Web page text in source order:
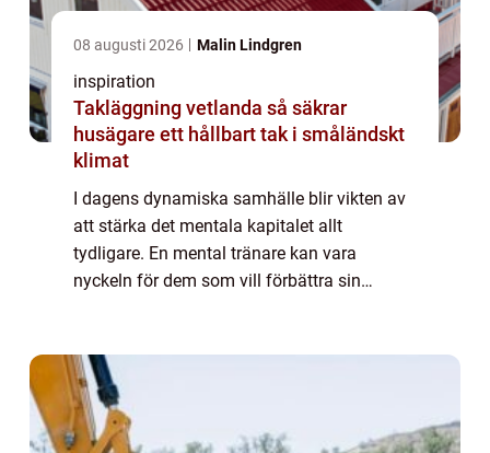
08 augusti 2026 Malin Lindgren
inspiration
Takläggning vetlanda så säkrar
husägare ett hållbart tak i småländskt
klimat
I dagens dynamiska samhälle blir vikten av
att stärka det mentala kapitalet allt
tydligare. En mental tränare kan vara
nyckeln för dem som vill förbättra sin